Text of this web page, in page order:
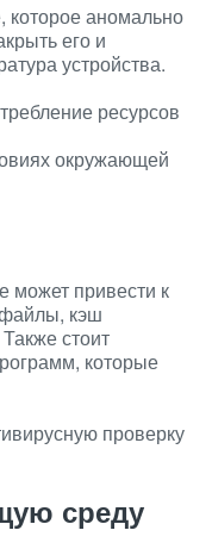
аномально
его и
устройства.
ресурсов
окружающей
может привести к
кэш
стоит
которые
проверку
среду